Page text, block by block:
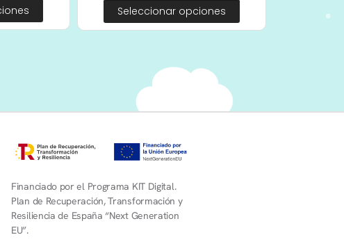
Seleccionar opciones
Financiado por el Programa KIT Digital.
Plan de Recuperación, Transformación y
Resiliencia de España “Next Generation
EU”.